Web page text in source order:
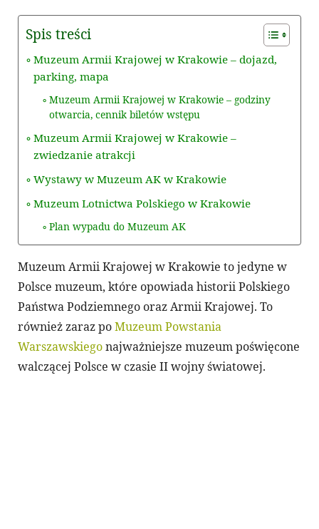
Spis treści
Muzeum Armii Krajowej w Krakowie – dojazd,
parking, mapa
Muzeum Armii Krajowej w Krakowie – godziny
otwarcia, cennik biletów wstępu
Muzeum Armii Krajowej w Krakowie –
zwiedzanie atrakcji
Wystawy w Muzeum AK w Krakowie
Muzeum Lotnictwa Polskiego w Krakowie
Plan wypadu do Muzeum AK
Muzeum Armii Krajowej w Krakowie to jedyne w
Polsce muzeum, które opowiada historii Polskiego
Państwa Podziemnego oraz Armii Krajowej. To
również zaraz poMuzeum Powstania
Warszawskiegonajważniejsze muzeum poświęcone
walczącej Polsce w czasie II wojny światowej.